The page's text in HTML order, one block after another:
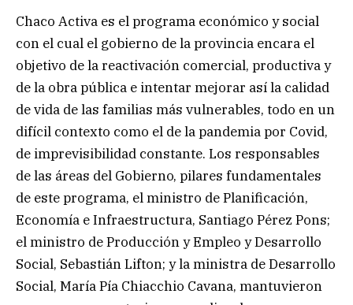
Chaco Activa es el programa económico y social
con el cual el gobierno de la provincia encara el
objetivo de la reactivación comercial, productiva y
de la obra pública e intentar mejorar así la calidad
de vida de las familias más vulnerables, todo en un
difícil contexto como el de la pandemia por Covid,
de imprevisibilidad constante. Los responsables
de las áreas del Gobierno, pilares fundamentales
de este programa, el ministro de Planificación,
Economía e Infraestructura, Santiago Pérez Pons;
el ministro de Producción y Empleo y Desarrollo
Social, Sebastián Lifton; y la ministra de Desarrollo
Social, María Pía Chiacchio Cavana, mantuvieron